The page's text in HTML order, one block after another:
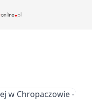
w Chropaczowie -